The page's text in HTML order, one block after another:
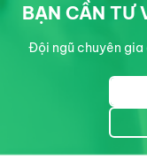
BẠN CẦN TƯ
Đội ngũ chuyên gia